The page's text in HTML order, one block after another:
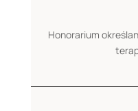
Honorarium